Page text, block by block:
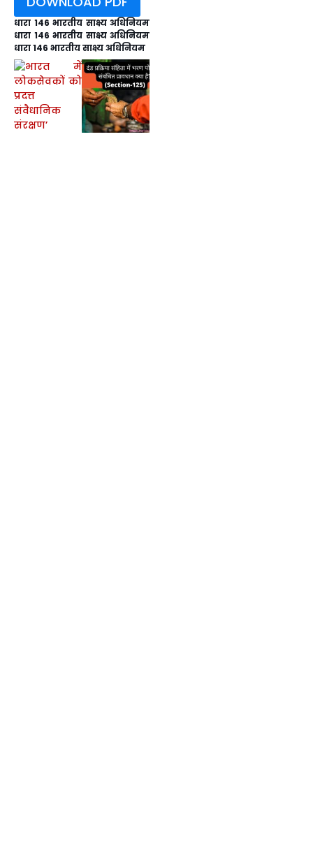
धारा 146 भारतीय साक्ष्य अधिनियम
धारा 146 भारतीय साक्ष्य अधिनियम
धारा 146 भारतीय साक्ष्य अधिनियम